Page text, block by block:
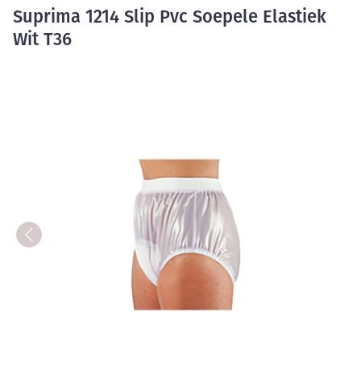
Suprima 1214 Slip Pvc Soepele Elastiek
Wit T36